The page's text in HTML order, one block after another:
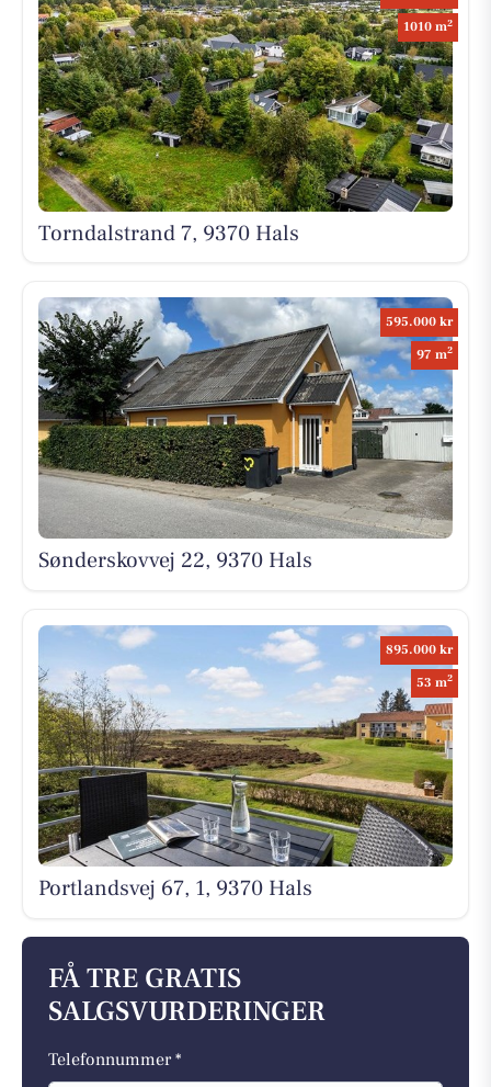
1010 m2
Torndalstrand 7, 9370 Hals
595.000 kr
97 m2
Sønderskovvej 22, 9370 Hals
895.000 kr
53 m2
Portlandsvej 67, 1, 9370 Hals
FÅ TRE GRATIS
SALGSVURDERINGER
Telefonnummer *